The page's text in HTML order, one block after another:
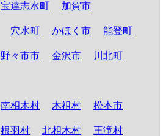
宝達志水町 加賀市
穴水町 かほく市 能登町
野々市市 金沢市 川北町
南相木村 木祖村 松本市
根羽村 北相木村 王滝村